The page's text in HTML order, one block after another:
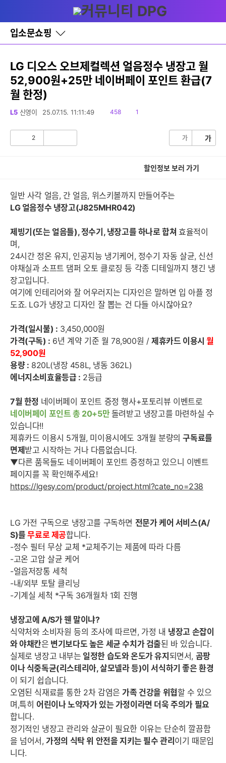
와
홈
입소문쇼핑
바
로
기
레
이
글
LG 디오스 오브제컬렉션 얼음정수 냉장고 월
52,900원+25만 네이버페이 포인트 환급(7
월 한정)
L5 신영이 25.07.15. 11:11:49
읽
458
댓1
2 가 가
할인정보 보러 가기
일반 사각 얼음, 간 얼음, 위스키볼까지 만들어주는
LG 얼음정수 냉장고(J825MHR042)
제빙기(또는 얼음틀), 정수기, 냉장고를 하나로 합쳐효율적이
며,
24시간 정온 유지, 인공지능 냉기케어, 정수기 자동 살균, 신선
야채실과 소프트 댐퍼 오토 클로징 등 각종 디테일까지 챙긴 냉
장고입니다.
여기에 인테리어와 잘 어우러지는 디자인은 말하면 입 아플 정
도죠. LG가 냉장고 디자인 잘 뽑는 건 다들 아시잖아요?
가격(일시불) : 3,450,000원
가격(구독) : 6년 계약 기준 월 78,900원 /제휴카드 이용시월
52,900원
용량 : 820L(냉장 458L, 냉동 362L)
에너지소비효율등급 : 2등급
7월 한정 네이버페이 포인트 증정 행사+포토리뷰 이벤트로
네이버페이 포인트 총 20+5만돌려받고 냉장고를 마련하실 수
있습니다!!
제휴카드 이용시 5개월, 미이용시에도 3개월 분량의구독료를
면제 받고 시작하는 거나 다름없습니다.
▼다른 품목들도 네이버페이 포인트 증정하고 있으니 이벤트
페이지를 꼭 확인해주세요!
https://lgesy.com/product/project.html?cate_no=238
LG 가전 구독으로 냉장고를 구독하면 전문가 케어 서비스(A/
S)를무료로 제공합니다.
-정수 필터 무상 교체 *교체주기는 제품에 따라 다름
-고온 고압 살균 케어
-얼음저장통 세척
-내/외부 토탈 클리닝
-기계실 세척 *구독 36개월차 1회 진행
냉장고에 A/S가 웬 말이냐?
식약처와 소비자원 등의 조사에 따르면, 가정 내 냉장고 손잡이
와 야채칸은 변기보다도 높은 세균 수치가 검출된 바 있습니다.
실제로 냉장고 내부는 일정한 습도와 온도가 유지 되면서, 곰팡
이나 식중독균(리스테리아, 살모넬라 등)이 서식하기 좋은 환경
이 되기 쉽습니다.
오염된 식재료를 통한 2차 감염은가족 건강을 위협할 수 있으
며,특히 어린이나 노약자가 있는 가정이라면 더욱 주의가 필요
합니다.
정기적인 냉장고 관리와 살균이 필요한 이유는 단순히 깔끔함
을 넘어서,가정의 식탁 위 안전을 지키는 필수 관리 이기 때문입
니다.